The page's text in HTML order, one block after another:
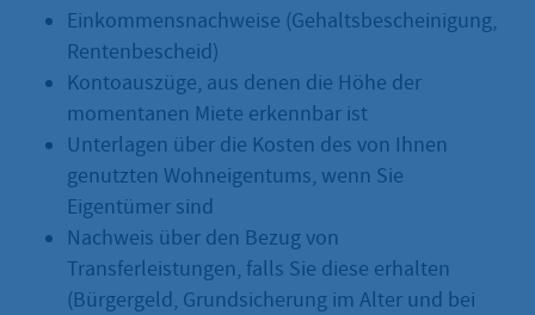
Einkommensnachweise (Gehaltsbescheinigung,
Rentenbescheid)
Kontoauszüge, aus denen die Höhe der
momentanen Miete erkennbar ist
Unterlagen über die Kosten des von Ihnen
genutzten Wohneigentums, wenn Sie
Eigentümer sind
Nachweis über den Bezug von
Transferleistungen, falls Sie diese erhalten
(Bürgergeld, Grundsicherung im Alter und bei